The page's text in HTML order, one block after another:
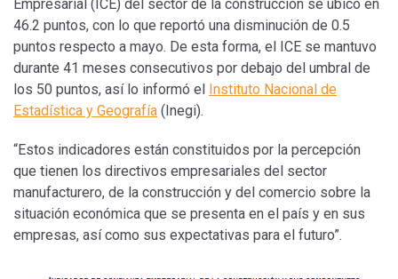
Empresarial (ICE) del sector de la construcción se ubicó en
46.2 puntos, con lo que reportó una disminución de 0.5
puntos respecto a mayo. De esta forma, el ICE se mantuvo
durante 41 meses consecutivos por debajo del umbral de
los 50 puntos, así lo informó el
Instituto Nacional de
Estadística y Geografía (Inegi).
“Estos indicadores están constituidos por la percepción
que tienen los directivos empresariales del sector
manufacturero, de la construcción y del comercio sobre la
situación económica que se presenta en el país y en sus
empresas, así como sus expectativas para el futuro”.